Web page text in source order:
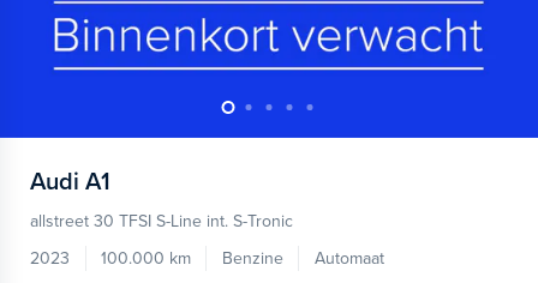
Audi A1
allstreet 30 TFSI S-Line int. S-Tronic
2023
100.000 km Benzine
Automaat